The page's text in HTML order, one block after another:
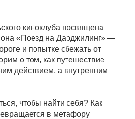
киноклуба посвящена
«Поезд на Дарджилинг» —
и попытке сбежать от
о том, как путешествие
действием, а внутренним
чтобы найти себя? Как
в метафору